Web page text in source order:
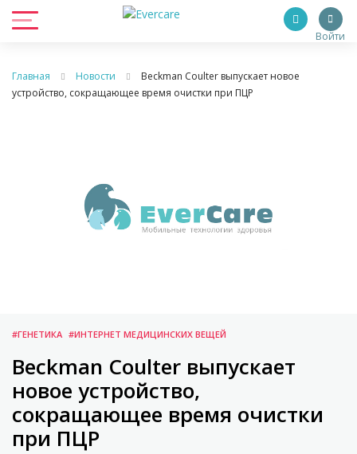
Войти
Главная Новости
Beckman Coulter выпускает новое
устройство, сокращающее время очистки при ПЦР
#ГЕНЕТИКА #ИНТЕРНЕТ МЕДИЦИНСКИХ ВЕЩЕЙ
Beckman Coulter выпускает
новое устройство,
сокращающее время очистки
при ПЦР